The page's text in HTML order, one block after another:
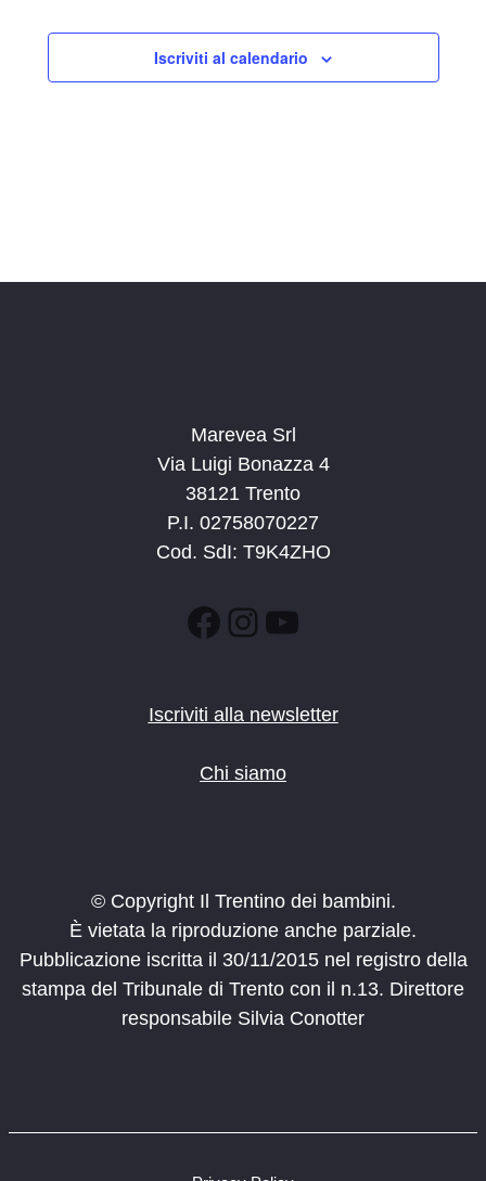
Iscriviti al calendario
Marevea Srl
Via Luigi Bonazza 4
38121 Trento
P.I. 02758070227
Cod. SdI: T9K4ZHO
Facebook
Instagram
YouTube
Iscriviti alla newsletter
Chi siamo
© Copyright Il Trentino dei bambini.
È vietata la riproduzione anche parziale.
Pubblicazione iscritta il 30/11/2015 nel registro della
stampa del Tribunale di Trento con il n.13. Direttore
responsabile Silvia Conotter